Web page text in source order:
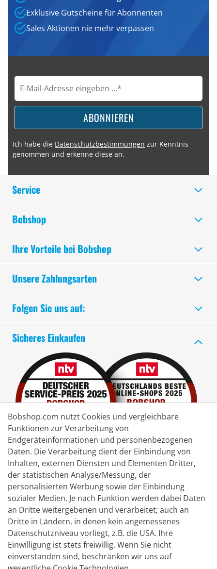
Exklusive Gutscheine für Abonnenten
Sales Aktionen nie mehr verpassen
ABONNIEREN
Ich habe die Datenschutzbestimmungen zur Kenntnis
genommen und erkenne diese an.
Service
Bobshop
Ihre Vorteile bei Bobshop
Unsere Zahlungsarten
Kontakt
Livechat
Mo - Fr: 8:30 bis 16:00 (MEZ)
Whatsapp
Folgen Sie uns auf:
Sicheres Einkaufen
Lieferpartner
Bobshop.com nutzt Cookies und vergleichbare
Funktionen zur Verarbeitung von
Endgeräteinformationen und personenbezogenen
Daten. Die Verarbeitung dient der Einbindung von
Inhalten, externen Diensten und Elementen Dritter,
der statistischen Analyse/Messung, der
personalisierten Werbung sowie der Einbindung
sozialer Medien. Je nach Funktion werden dabei Daten
an Dritte weitergebenen und verarbeitet; auch an
Dritte in Ländern, in denen kein angemessenes
Datenschutzniveau vorliegt, z.B. die USA. Ihre
Einwilligung ist stets freiwillig. Wenn Sie nicht
einverstanden sind, beschränken wir uns auf